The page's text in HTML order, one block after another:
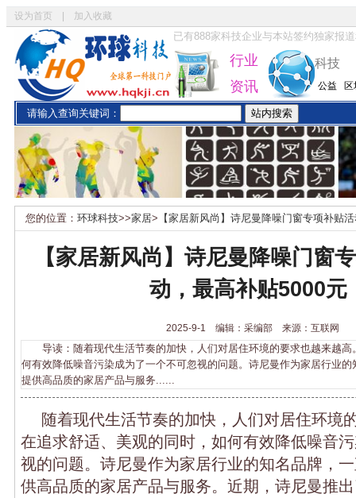
设为首页 加入收藏
已有888家科技企业与本站签约独家报
行业
资讯
科技
公益
请输入查询关键词：
您的位置： 环球科技>>家居> 【家居新风尚】诗尼曼降噪门窗专项补贴
【家居新风尚】诗尼曼降噪门窗
动，最高补贴5000元
2025-9-1 编辑：采编部 来源：互联网
导读：随着现代生活节奏的加快，人们对居住环境的要求也越来越高
何有效降低噪音污染成为了一个不可忽视的问题。诗尼曼作为家居行业
提供高品质的家居产品与服务......
随着现代生活节奏的加快，人们对居住环境
在追求舒适、美观的同时，如何有效降低噪音
视的问题。诗尼曼作为家居行业的知名品牌，
供高品质的家居产品与服务。近期，诗尼曼推